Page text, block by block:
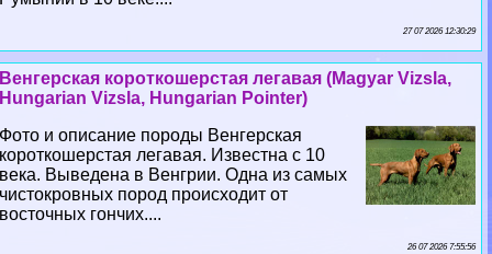
27 07 2026 12:30:29
Венгерская короткошерстая легавая (Magyar Vizsla,
Hungarian Vizsla, Hungarian Pointer)
Фото и описание породы Венгерская
короткошерстая легавая. Известна с 10
века. Выведена в Венгрии. Одна из самых
чистокровных пород происходит от
восточных гончих....
26 07 2026 7:55:56